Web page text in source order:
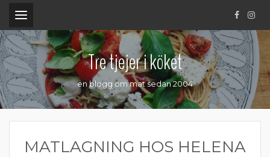
.
Tre tjejer i köket
en blogg om mat sedan 2004
MATLAGNING HOS HELENA